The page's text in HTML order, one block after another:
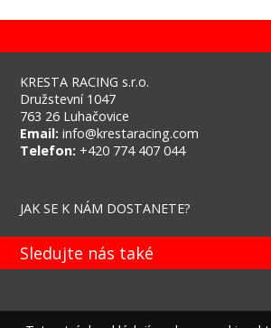
KRESTA RACING s.r.o.
Družstevní 1047
763 26 Luhačovice
Email: info@krestaracing.com
Telefon: +420 774 407 044
JAK SE K NÁM DOSTANETE?
Sledujte nás také